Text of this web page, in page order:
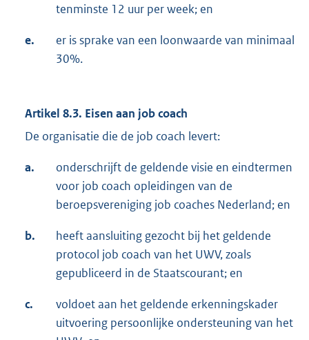
tenminste 12 uur per week; en
e.
er is sprake van een loonwaarde van minimaal
30%.
Artikel 8.3. Eisen aan job coach
De organisatie die de job coach levert:
a.
onderschrijft de geldende visie en eindtermen
voor job coach opleidingen van de
beroepsvereniging job coaches Nederland; en
b.
heeft aansluiting gezocht bij het geldende
protocol job coach van het UWV, zoals
gepubliceerd in de Staatscourant; en
c.
voldoet aan het geldende erkenningskader
uitvoering persoonlijke ondersteuning van het